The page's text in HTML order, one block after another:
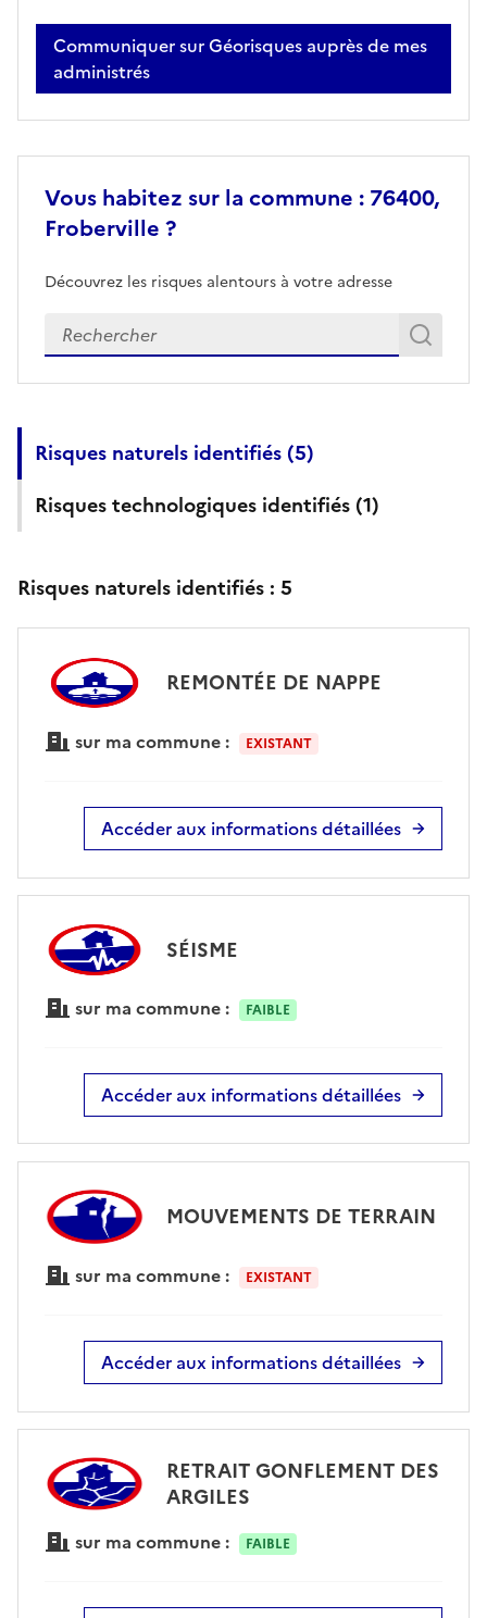
Communiquer sur Géorisques auprès de mes
administrés
Vous habitez sur la commune : 76400,
Froberville ?
Découvrez les risques alentours à votre adresse
Veuillez renseigner votre adresse exacte
Risques naturels identifiés (5)
Risques technologiques identifiés (1)
Risques naturels identifiés : 5
REMONTÉE DE NAPPE
sur ma commune : EXISTANT
Accéder aux informations détaillées
SÉISME
sur ma commune : FAIBLE
Accéder aux informations détaillées
MOUVEMENTS DE TERRAIN
sur ma commune : EXISTANT
Accéder aux informations détaillées
RETRAIT GONFLEMENT DES
ARGILES
sur ma commune : FAIBLE